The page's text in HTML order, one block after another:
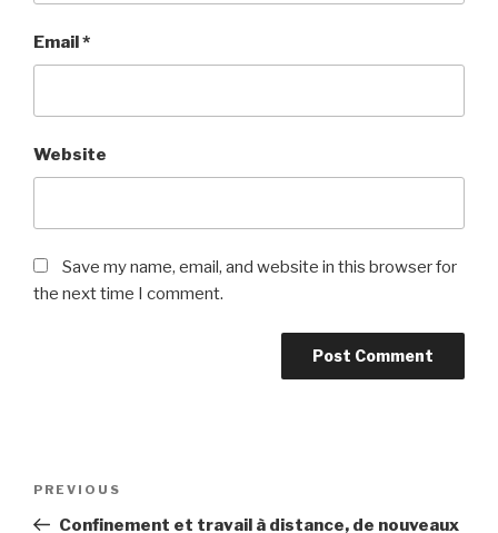
Email*
Website
Save my name, email, and website in this browser for
the next time I comment.
Previous
Post
PREVIOUS
Confinement et travail à distance, de nouveaux